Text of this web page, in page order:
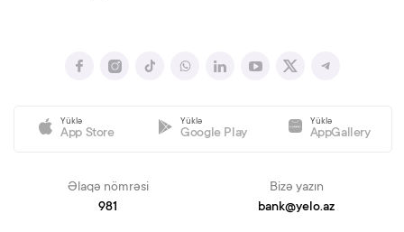
Yüklə
App Store
Yüklə
Google Play
Yüklə
AppGallery
Əlaqə nömrəsi
981
Bizə yazın
bank@yelo.az